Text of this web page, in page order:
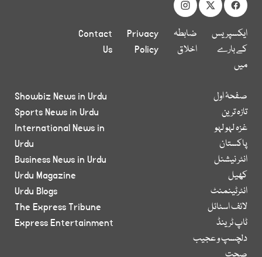
ایکسپریس
کے بارے
میں
ضابطہ
اخلاق
Privacy
Policy
Contact
Us
صفحۂ اول
تازہ ترین
غزہ لہو لہو
پاکستان
انٹر نیشنل
کھیل
انٹرٹینمنٹ
لائف اسٹائل
ٹاپ ٹرینڈ
دلچسپ و عجیب
Showbiz News in Urdu
Sports News in Urdu
International News in
Urdu
Business News in Urdu
Urdu Magazine
Urdu Blogs
The Express Tribune
Express Entertainment